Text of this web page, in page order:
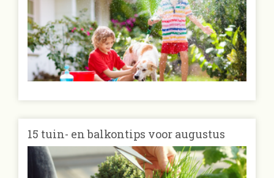
15 tuin- en balkontips voor augustus